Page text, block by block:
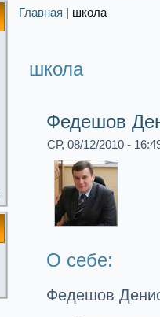
Главная | школа
школа
Федешов
СР, 08/12/2010 -
О себе:
Федешов